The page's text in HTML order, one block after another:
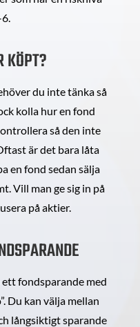
KÖPT?
du inte tänka så
kolla hur en fond
så den inte
är det bara låta
en fond sedan sälja
Vill man ge sig in på
på aktier.
fondsparande med
Du kan välja mellan
långsiktigt sparande